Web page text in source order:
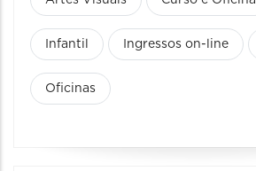
Infantil Ingressos on-line
Oficinas